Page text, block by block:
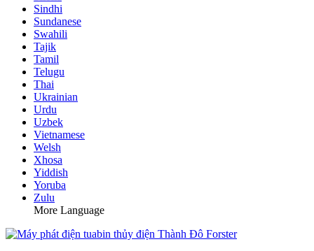
Sindhi
Sundanese
Swahili
Tajik
Tamil
Telugu
Thai
Ukrainian
Urdu
Uzbek
Vietnamese
Welsh
Xhosa
Yiddish
Yoruba
Zulu
More Language